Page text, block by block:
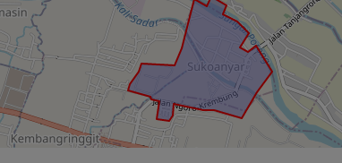
22:01:52
Sukoanyar
KECAMATAN NGORO